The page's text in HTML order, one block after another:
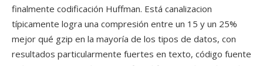
finalmente codificación Huffman. Está canalizacion
típicamente logra una compresión entre un 15 y un 25%
mejor qué gzip en la mayoría de los tipos de datos, con
resultados particularmente fuertes en texto, código fuente